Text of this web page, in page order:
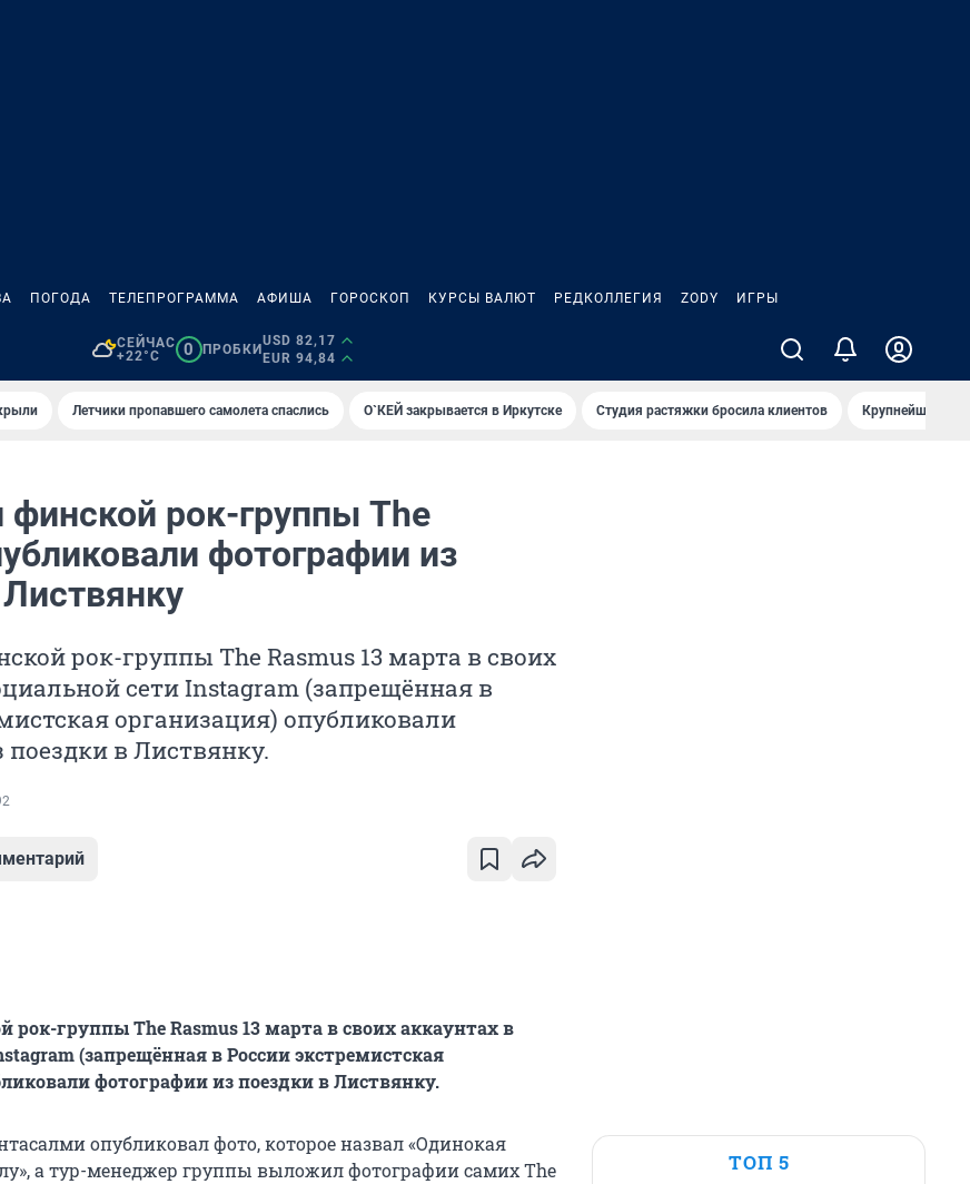
ПОГОДА ТЕЛЕПРОГРАММА АФИША ГОРОСКОП КУРСЫ ВАЛЮТ РЕДКОЛЛЕГИЯ ZODY ИГРЫ
СЕЙЧАС
+22°C
0 ПРОБКИ
USD 82,17
EUR 94,84
Летчики пропавшего самолета спаслись О`КЕЙ закрывается в Иркутске Студия растяжки бросила клиентов Крупнейшие
финской рок-группы The
фотографии из
рок-группы The Rasmus 13 марта в своих
сети Instagram (запрещённая в
организация) опубликовали
в Листвянку.
рок-группы The Rasmus 13 марта в своих аккаунтах в
(запрещённая в России экстремистская
фотографии из поездки в Листвянку.
опубликовал фото, которое назвал «Одинокая
а тур-менеджер группы выложил фотографии самих The
ТОП 5